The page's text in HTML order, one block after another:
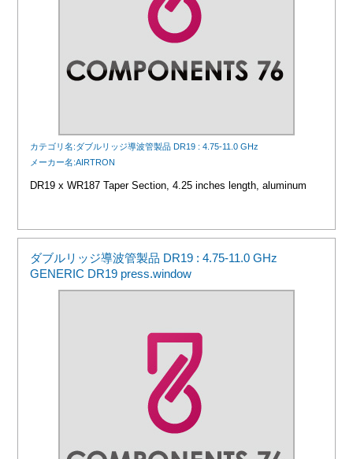
カテゴリ名:ダブルリッジ導波管製品 DR19 : 4.75-11.0 GHz
メーカー名:AIRTRON
DR19 x WR187 Taper Section, 4.25 inches length, aluminum
ダブルリッジ導波管製品 DR19 : 4.75-11.0 GHz
GENERIC DR19 press.window